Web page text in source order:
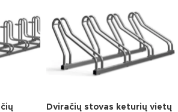
Dviračių stovas keturių vietų